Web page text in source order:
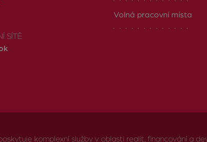
SÍTĚ
Volná pracovní místa
komplexní služby v oblasti realit, financování a